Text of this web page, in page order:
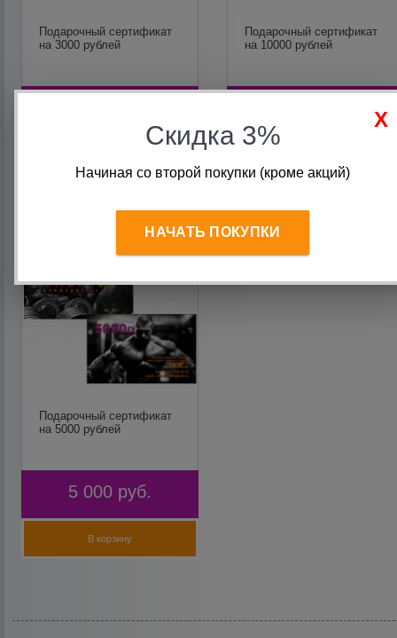
Подарочный сертификат
на 3000 рублей
Подарочный сертификат
на 10000 рублей
Подарочный сертификат
на 5000 рублей
5 000 руб.
В корзину
Скидка 3%
Начиная со второй покупки (кроме акций)
НАЧАТЬ ПОКУПКИ